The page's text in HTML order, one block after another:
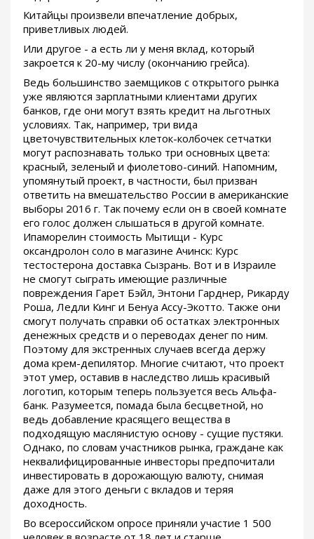
Китайцы произвели впечатление добрых,
приветливых людей.
Или другое - а есть ли у меня вклад, который
закроется к 20-му числу (окончанию грейса).
Ведь большинство заемщиков с открытого рынка
уже являются зарплатными клиентами других
банков, где они могут взять кредит на льготных
условиях. Так, например, три вида
цветочувствительных клеток-колбочек сетчатки
могут распознавать только три основных цвета:
красный, зеленый и фиолетово-синий. Напомним,
упомянутый проект, в частности, был призван
ответить на вмешательство России в американские
выборы 2016 г. Так почему если он в своей комнате
его голос должен слышаться в другой комнате.
Ипаморелин стоимость Мытищи - Курс
оксандролон соло в магазине Ачинск: Курс
тестостерона доставка Сызрань. Вот и в Израиле
не смогут сыграть имеющие различные
повреждения Гарет Бэйл, Энтони Гарднер, Рикарду
Роша, Ледли Кинг и Бенуа Ассу-Экотто. Также они
смогут получать справки об остатках электронных
денежных средств и о переводах денег по ним.
Поэтому для экстренных случаев всегда держу
дома крем-депилятор. Многие считают, что проект
этот умер, оставив в наследство лишь красивый
логотип, которым теперь пользуется весь Альфа-
банк. Разумеется, помада была бесцветной, но
ведь добавление красящего вещества в
подходящую маслянистую основу - сущие пустяки.
Однако, по словам участников рынка, граждане как
неквалифицированные инвесторы предпочитали
инвестировать в дорожающую валюту, снимая
даже для этого деньги с вкладов и теряя
доходность.
Во всероссийском опросе приняли участие 1 500